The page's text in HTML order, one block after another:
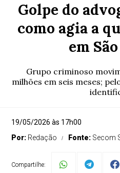
Golpe do
como agia a
em
Grupo criminoso
milhões em seis meses;
19/05/2026 às 17h00
Por: Redação Fonte: Secom
Compartilhe: